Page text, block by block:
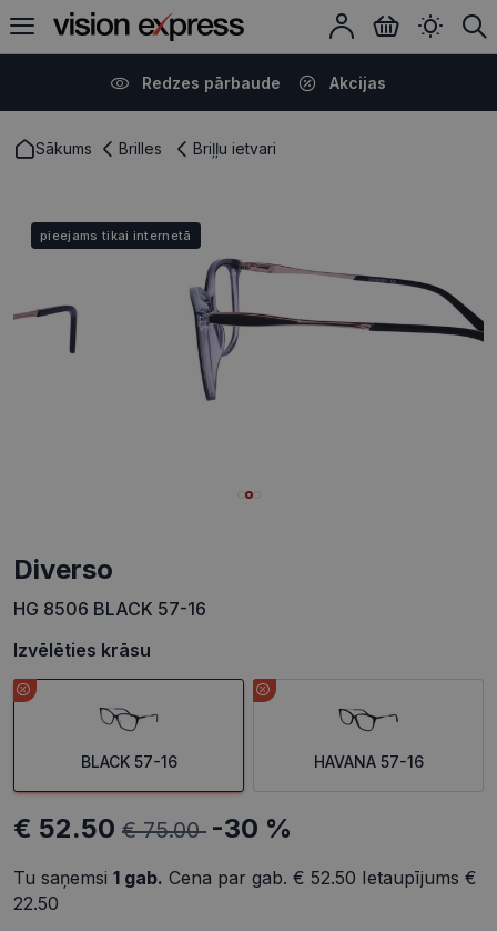
Redzes pārbaude Akcijas
Sākums Brilles Briļļu ietvari
pieejams tikai internetā
Diverso
HG 8506 BLACK 57-16
Izvēlēties krāsu
BLACK 57-16 HAVANA 57-16
€ 52.50 € 75.00 -30 %
Tu saņemsi 1 gab. Cena par gab. € 52.50 Ietaupījums €
22.50